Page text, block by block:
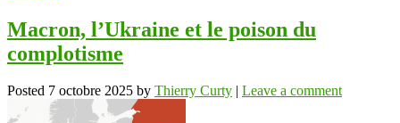
Macron, l’Ukraine et le poison du
complotisme
Posted 7 octobre 2025 by Thierry Curty Leave a comment